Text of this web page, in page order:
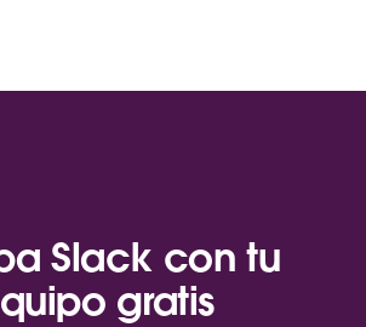
Slack con tu
gratis